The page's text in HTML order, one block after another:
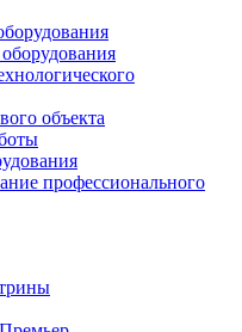
объекта
профессионального